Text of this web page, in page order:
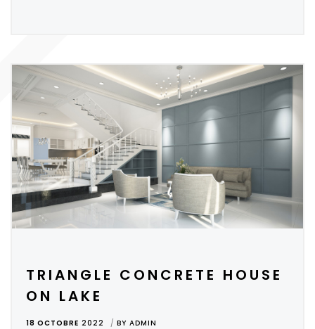
TRIANGLE CONCRETE HOUSE
ON LAKE
18 OCTOBRE 2022 BY ADMIN